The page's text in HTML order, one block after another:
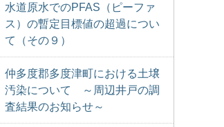
水道原水でのPFAS（ピーファ
ス）の暫定目標値の超過につい
て（その９）
仲多度郡多度津町における土壌
汚染について ～周辺井戸の調
査結果のお知らせ～